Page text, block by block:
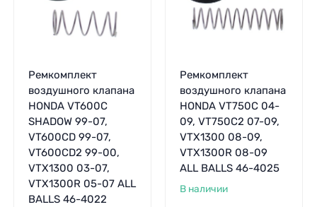
Ремкомплект
воздушного клапана
HONDA VT600C
SHADOW 99-07,
VT600CD 99-07,
VT600CD2 99-00,
VTX1300 03-07,
VTX1300R 05-07 ALL
BALLS 46-4022
Ремкомплект
воздушного клапана
HONDA VT750C 04-
09, VT750C2 07-09,
VTX1300 08-09,
VTX1300R 08-09
ALL BALLS 46-4025
В наличии